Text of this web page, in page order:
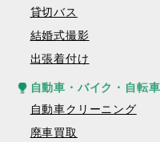
貸切バス
結婚式撮影
出張着付け
自動車・バイク・自転車
自動車クリーニング
廃車買取